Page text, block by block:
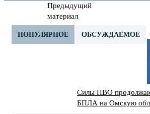
Предыдущий
материал
ПОПУЛЯРНОЕ ОБСУЖДАЕМОЕ
Силы ПВО
БПЛА на Омскую